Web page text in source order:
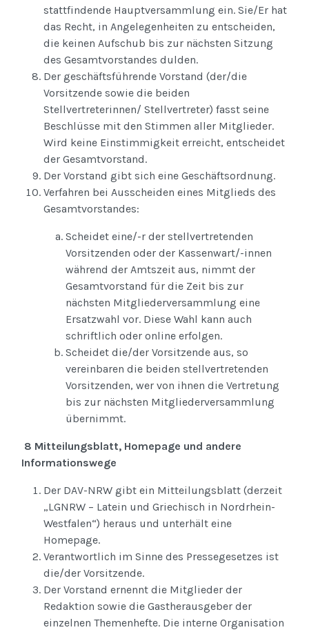
stattfindende Hauptversammlung ein. Sie/Er hat
das Recht, in Angelegenheiten zu entscheiden,
die keinen Aufschub bis zur nächsten Sitzung
des Gesamtvorstandes dulden.
Der geschäftsführende Vorstand (der/die
Vorsitzende sowie die beiden
Stellvertreterinnen/ Stellvertreter) fasst seine
Beschlüsse mit den Stimmen aller Mitglieder.
Wird keine Einstimmigkeit erreicht, entscheidet
der Gesamtvorstand.
Der Vorstand gibt sich eine Geschäftsordnung.
Verfahren bei Ausscheiden eines Mitglieds des
Gesamtvorstandes:
Scheidet eine/-r der stellvertretenden
Vorsitzenden oder der Kassenwart/-innen
während der Amtszeit aus, nimmt der
Gesamtvorstand für die Zeit bis zur
nächsten Mitgliederversammlung eine
Ersatzwahl vor. Diese Wahl kann auch
schriftlich oder online erfolgen.
Scheidet die/der Vorsitzende aus, so
vereinbaren die beiden stellvertretenden
Vorsitzenden, wer von ihnen die Vertretung
bis zur nächsten Mitgliederversammlung
übernimmt.
8 Mitteilungsblatt, Homepage und andere
Informationswege
Der DAV-NRW gibt ein Mitteilungsblatt (derzeit
„LGNRW – Latein und Griechisch in Nordrhein-
Westfalen“) heraus und unterhält eine
Homepage.
Verantwortlich im Sinne des Pressegesetzes ist
die/der Vorsitzende.
Der Vorstand ernennt die Mitglieder der
Redaktion sowie die Gastherausgeber der
einzelnen Themenhefte. Die interne Organisation